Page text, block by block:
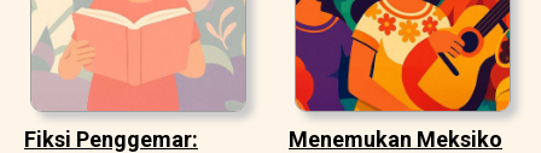
Fiksi Penggemar: Menemukan Meksiko